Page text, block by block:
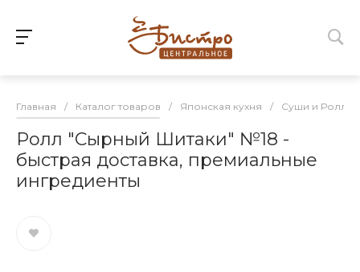
Главная / Каталог товаров / Японская кухня / Суши и Роллы
Ролл "Сырный Шитаки" №18 -
быстрая доставка, премиальные
ингредиенты